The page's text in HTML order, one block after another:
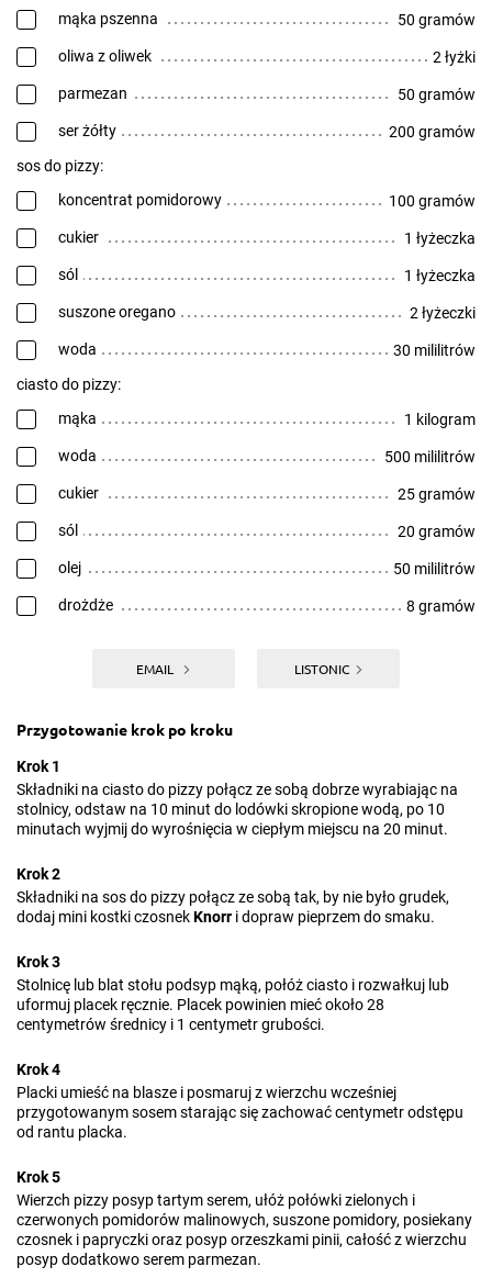
mąka pszenna 50 gramów
oliwa z oliwek 2 łyżki
parmezan 50 gramów
ser żółty
200 gramów
sos do pizzy:
koncentrat pomidorowy
100 gramów
cukier 1 łyżeczka
sól 1 łyżeczka
suszone oregano 2 łyżeczki
woda
30 mililitrów
ciasto do pizzy:
mąka
1 kilogram
woda 500 mililitrów
cukier 25 gramów
sól 20 gramów
olej 50 mililitrów
drożdże 8 gramów
EMAIL LISTONIC
Przygotowanie krok po kroku
Krok 1
Składniki na ciasto do pizzy połącz ze sobą dobrze wyrabiając na
stolnicy, odstaw na 10 minut do lodówki skropione wodą, po 10
minutach wyjmij do wyrośnięcia w ciepłym miejscu na 20 minut.
Krok 2
Składniki na sos do pizzy połącz ze sobą tak, by nie było grudek,
dodaj mini kostki czosnekKnorr i dopraw pieprzem do smaku.
Krok 3
Stolnicę lub blat stołu podsyp mąką, połóż ciasto i rozwałkuj lub
uformuj placek ręcznie. Placek powinien mieć około 28
centymetrów średnicy i 1 centymetr grubości.
Krok 4
Placki umieść na blasze i posmaruj z wierzchu wcześniej
przygotowanym sosem starając się zachować centymetr odstępu
od rantu placka.
Krok 5
Wierzch pizzy posyp tartym serem, ułóż połówki zielonych i
czerwonych pomidorów malinowych, suszone pomidory, posiekany
czosnek i papryczki oraz posyp orzeszkami pinii, całość z wierzchu
posyp dodatkowo serem parmezan.